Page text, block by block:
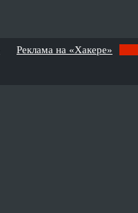
Реклама на «Хакере»